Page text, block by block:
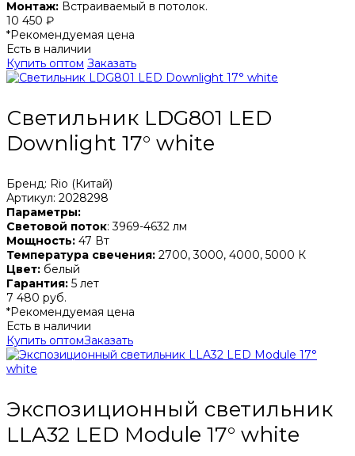
Монтаж: Встраиваемый в потолок.
10 450 ₽
*Рекомендуемая цена
Есть в наличии
Купить оптом Заказать
Светильник LDG801 LED
Downlight 17° white
Бренд: Rio (Китай)
Артикул: 2028298
Параметры:
Световой поток: 3969-4632 лм
Мощность: 47 Вт
Температура свечения: 2700, 3000, 4000, 5000 К
Цвет: белый
Гарантия: 5 лет
7 480 руб.
*Рекомендуемая цена
Есть в наличии
Купить оптомЗаказать
Экспозиционный светильник
LLA32 LED Module 17° white